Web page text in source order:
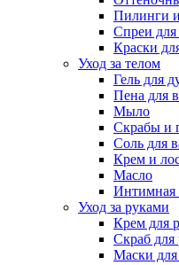
Пилинги
Спреи для
Краски
Уход за телом
Гель для
Пена для
Мыло
Скрабы и
Соль для
Крем и
Масло
Интимная
Уход за руками
Крем для
Скраб для
Маски для